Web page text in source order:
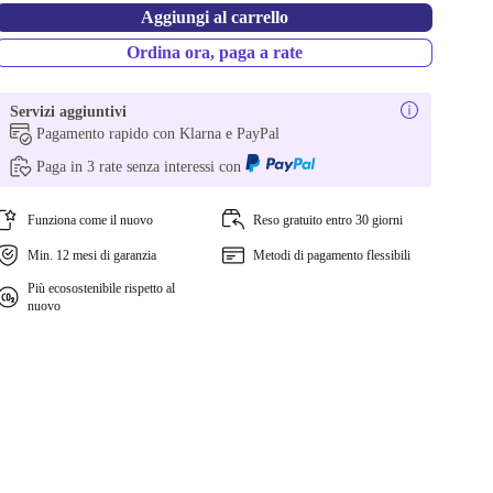
Aggiungi al carrello
Ordina ora, paga a rate
Servizi aggiuntivi
Pagamento rapido con Klarna e PayPal
Paga in 3 rate senza interessi con
Funziona come il nuovo Reso gratuito entro 30 giorni
Min. 12 mesi di garanzia Metodi di pagamento flessibili
Più ecosostenibile rispetto al
nuovo